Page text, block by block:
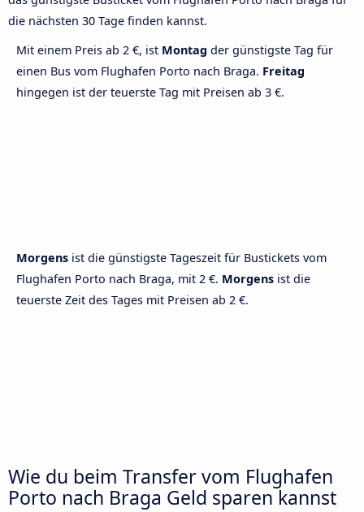
die nächsten 30 Tage finden kannst.
Mit einem Preis ab 2 €, ist Montag der günstigste Tag für
einen Bus vom Flughafen Porto nach Braga. Freitag
hingegen ist der teuerste Tag mit Preisen ab 3 €.
Morgens ist die günstigste Tageszeit für Bustickets vom
Flughafen Porto nach Braga, mit 2 €. Morgens ist die
teuerste Zeit des Tages mit Preisen ab 2 €.
Wie du beim Transfer vom Flughafen
Porto nach Braga Geld sparen kannst